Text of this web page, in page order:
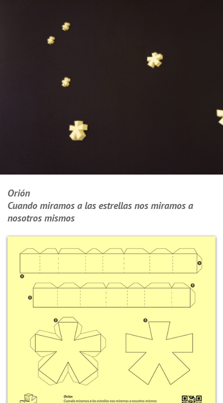
Orión
Cuando miramos a las estrellas nos miramos a
nosotros mismos